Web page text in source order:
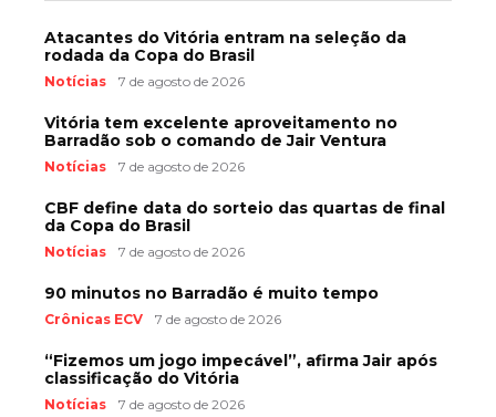
Atacantes do Vitória entram na seleção da
rodada da Copa do Brasil
Notícias 7 de agosto de 2026
Vitória tem excelente aproveitamento no
Barradão sob o comando de Jair Ventura
Notícias 7 de agosto de 2026
CBF define data do sorteio das quartas de final
da Copa do Brasil
Notícias 7 de agosto de 2026
90 minutos no Barradão é muito tempo
Crônicas ECV 7 de agosto de 2026
“Fizemos um jogo impecável”, afirma Jair após
classificação do Vitória
Notícias 7 de agosto de 2026